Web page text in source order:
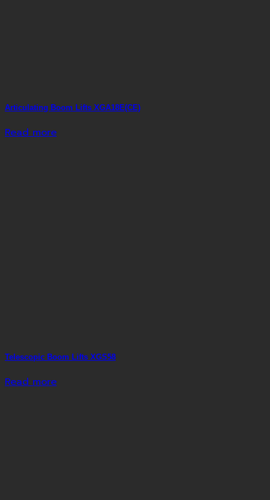
Articulating Boom Lifts XGA18E(CE)
Read more
Telescopic Boom Lifts XGS58
Read more